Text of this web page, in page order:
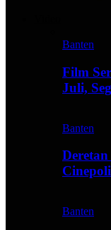
Banten
Film
Juli,
Banten
Banten